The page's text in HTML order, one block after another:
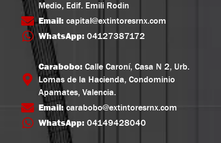
Medio, Edif. Emili Rodin
Email:capital@extintoresrnx.com
WhatsApp:04127387172
Carabobo:Calle Caroní, Casa N 2, Urb.
Lomas de la Hacienda, Condominio
Apamates, Valencia.
Email:carabobo@extintoresrnx.com
WhatsApp:04149428040